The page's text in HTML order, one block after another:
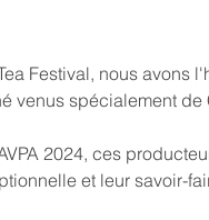
Festival, nous
venus spécialement de
2024, ces
et leur savoir-